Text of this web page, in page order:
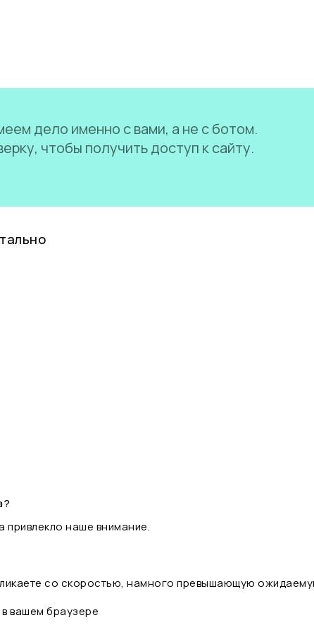
дело именно с вами, а не с ботом.
чтобы получить доступ к сайту.
привлекло наше внимание.
со скоростью, намного превышающую
вашем браузере